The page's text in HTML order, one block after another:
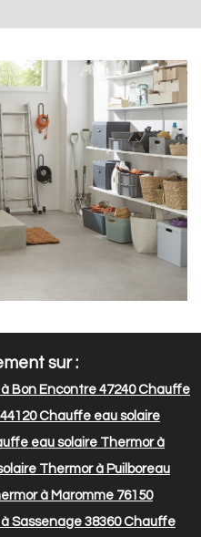
sur :
Bon Encontre 47240Chauffe
Chauffe eau solaire
eau solaire Thermor à
Thermor à Puilboreau
à Maromme 76150
Sassenage 38360Chauffe